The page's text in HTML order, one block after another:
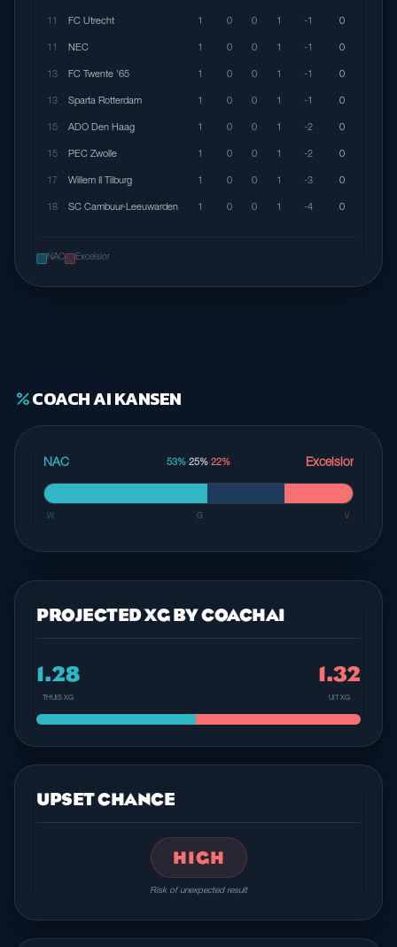
11 FC Utrecht 1 0 0 1 -1 0
11 NEC 1 0 0 1 -1 0
13 FC Twente '65 1 0 0 1 -1 0
13 Sparta Rotterdam 1 0 0 1 -1 0
15 ADO Den Haag 1 0 0 1 -2 0
15 PEC Zwolle 1 0 0 1 -2 0
17 Willem II Tilburg 1 0 0 1 -3 0
18 SC Cambuur-Leeuwarden 1 0 0 1 -4 0
NAC Excelsior
percentCOACH AI KANSEN
NAC 53%·25%·22% Excelsior
W G V
PROJECTED XG BY COACHAI
1.28
THUIS XG
1.32
UIT XG
UPSET CHANCE
HIGH
Risk of unexpected result